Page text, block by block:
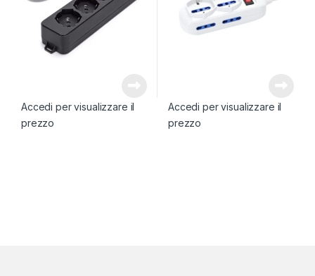
Accedi per visualizzare il
prezzo
Accedi per visualizzare il
prezzo